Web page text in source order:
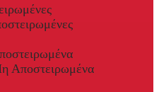
Αποστειρωμένα